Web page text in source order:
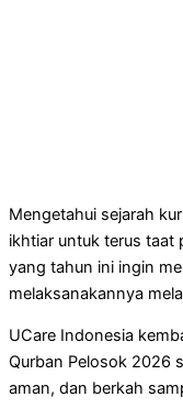
Mengetahui sejarah
ikhtiar untuk terus taat
yang tahun ini ingin
melaksanakannya
UCare Indonesia
Qurban Pelosok 2026
aman, dan berkah